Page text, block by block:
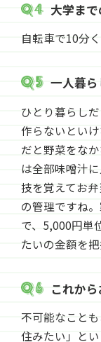
大学ま
自転車で10分く
一人暮
ひとり暮らし
作らないとい
だと野菜をな
は全部味噌汁
技を覚えてお
の管理ですね
で、5,000円単
たいの金額を
これか
不可能なこと
住みたい」と